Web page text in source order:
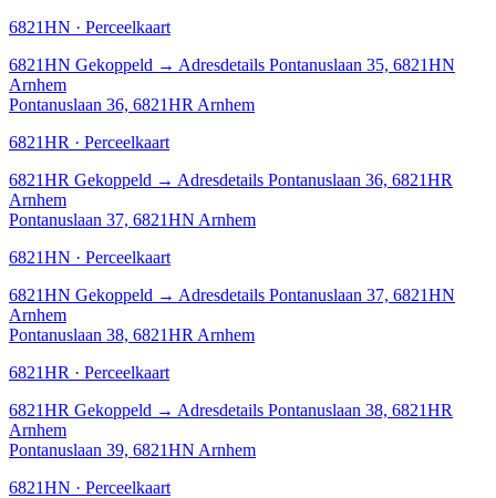
6821HN · Perceelkaart
6821HN Gekoppeld → Adresdetails Pontanuslaan 35, 6821HN
Arnhem
Pontanuslaan 36, 6821HR Arnhem
6821HR · Perceelkaart
6821HR Gekoppeld → Adresdetails Pontanuslaan 36, 6821HR
Arnhem
Pontanuslaan 37, 6821HN Arnhem
6821HN · Perceelkaart
6821HN Gekoppeld → Adresdetails Pontanuslaan 37, 6821HN
Arnhem
Pontanuslaan 38, 6821HR Arnhem
6821HR · Perceelkaart
6821HR Gekoppeld → Adresdetails Pontanuslaan 38, 6821HR
Arnhem
Pontanuslaan 39, 6821HN Arnhem
6821HN · Perceelkaart